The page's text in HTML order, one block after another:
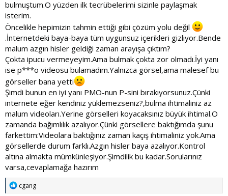
bulmuştum.O yüzden ilk tecrübelerimi sizinle paylaşmak
isterim.
Öncelikle hepimizin tahmin ettiği gibi çözüm yolu değil
.İnternetdeki baya-baya tüm uygunsuz içerikleri gizliyor.Bende
malum azgın hisler geldiği zaman arayışa çıktım?
Çokta ipucu vermeyeyim.Ama bulmak çokta zor olmadı.İyi yanı
ise p***o videosu bulamadım.Yalnızca görsel,ama malesef bu
görseller bana yetti
Şimdi bunun en iyi yanı PMO-nun P-sini bırakıyorsunuz.Çünki
internete eğer kendiniz yüklemezseniz?,bulma ihtimaliniz az
malum videoları.Yerine görselleri koyacaksınız büyük ihtimal.O
zamanda bağımlılık azalıyor.Çünki görsellere baktığımda şunu
farkettim:Videolara baktığınız zaman kaçış ihtimaliniz yok.Ama
görsellerde durum farklı.Azgın hisler baya azalıyor.Kontrol
altına almakta mümkünleşiyor.Şimdilik bu kadar.Sorularınız
varsa,cevaplamağa hazırım
T
cgang